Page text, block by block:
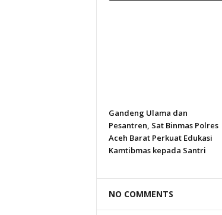
Gandeng Ulama dan
Pesantren, Sat Binmas Polres
Aceh Barat Perkuat Edukasi
Kamtibmas kepada Santri
NO COMMENTS